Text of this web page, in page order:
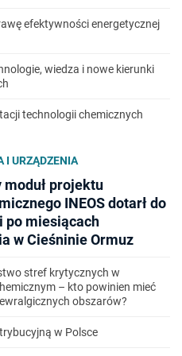
efektywności energetycznej
wiedza i nowe kierunki
technologii chemicznych
I URZĄDZENIA
moduł projektu
INEOS dotarł do
po miesiącach
w Cieśninie Ormuz
stref krytycznych w
– kto powinien mieć
obszarów?
w Polsce